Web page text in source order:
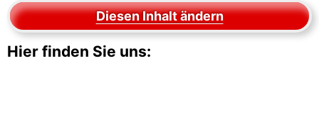
Diesen Inhalt ändern
Hier finden Sie uns: